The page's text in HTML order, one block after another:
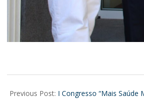
06-
Previous Post: I Congresso “Mais Saúde